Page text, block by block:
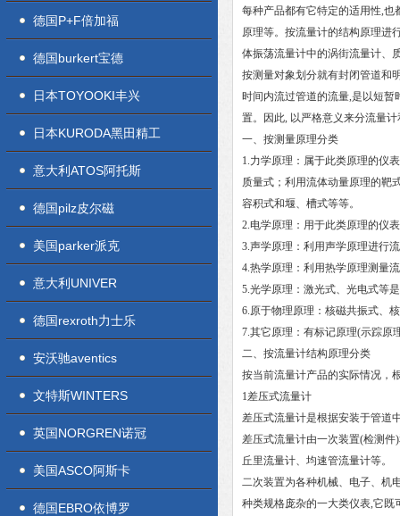
德国P+F倍加福
德国burkert宝德
日本TOYOOKI丰兴
日本KURODA黑田精工
意大利ATOS阿托斯
德国pilz皮尔磁
美国parker派克
意大利UNIVER
德国rexroth力士乐
安沃驰aventics
文特斯WINTERS
英国NORGREN诺冠
美国ASCO阿斯卡
德国EBRO依博罗
每种产品都有它特定的适用性,
原理等。按流量计的结构原理进
体振荡流量计中的涡街流量计、
按测量对象划分就有封闭管道和
时间内流过管道的流量,是以短
置。因此, 以严格意义来分流量
一、按测量原理分类
1.力学原理：属于此类原理的仪
质量式；利用流体动量原理的靶
容积式和堰、槽式等等。
2.电学原理：用于此类原理的仪
3.声学原理：利用声学原理进行
4.热学原理：利用热学原理测量
5.光学原理：激光式、光电式等
6.原于物理原理：核磁共振式、
7.其它原理：有标记原理(示踪原
二、按流量计结构原理分类
按当前流量计产品的实际情况，
1差压式流量计
差压式流量计是根据安装于管道
差压式流量计由一次装置(检测
丘里流量计、均速管流量计等。
二次装置为各种机械、电子、机
种类规格庞杂的一大类仪表,它